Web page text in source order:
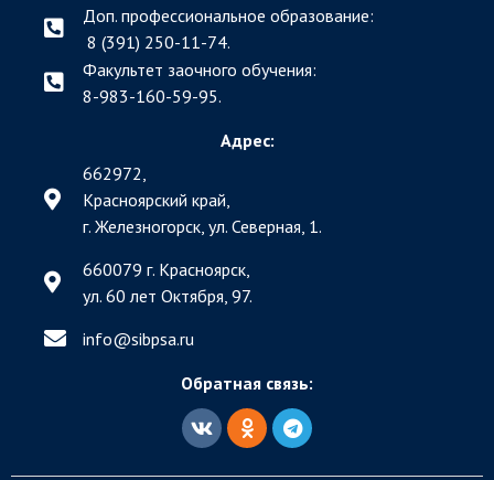
Доп. профессиональное образование:
8 (391) 250-11-74.
Факультет заочного обучения:
8-983-160-59-95.
Адрес:
662972,
Красноярский край,
г. Железногорск, ул. Северная, 1.
660079 г. Красноярск,
ул. 60 лет Октября, 97.
info@sibpsa.ru
Обратная связь: